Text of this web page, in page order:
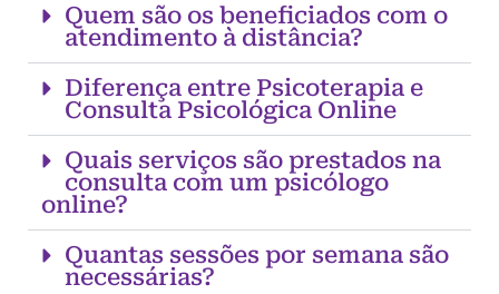
Quem são os beneficiados com o
atendimento à distância?
Diferença entre Psicoterapia e
Consulta Psicológica Online
Quais serviços são prestados na
consulta com um psicólogo
online?
Quantas sessões por semana são
necessárias?